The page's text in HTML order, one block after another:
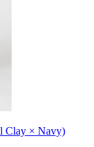
Clay × Navy)